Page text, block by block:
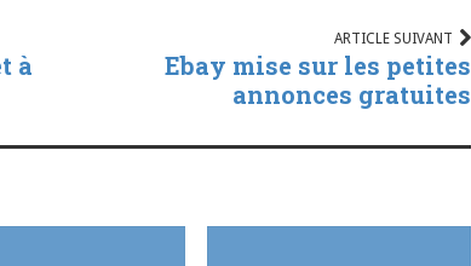
à
ARTICLE SUIVANT
Ebay mise sur les petites
annonces gratuites